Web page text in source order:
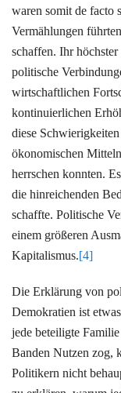
waren somit de facto
Vermählungen
schaffen. Ihr
politische
wirtschaftlichen
kontinuierlichen
diese
ökonomischen
herrschen konnten.
die hinreichenden
schaffte. Politische
einem größeren
Kapitalismus.[4]
Die Erklärung von
Demokratien ist
jede beteiligte
Banden Nutzen zog,
Politikern nicht